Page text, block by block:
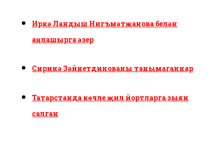
Иркә Ландыш Нигъмәтҗанова белән
аңлашырга әзер
Сиринә Зәйнетдинованы танымаганнар
Татарстанда көчле җил йортларга зыян
салган